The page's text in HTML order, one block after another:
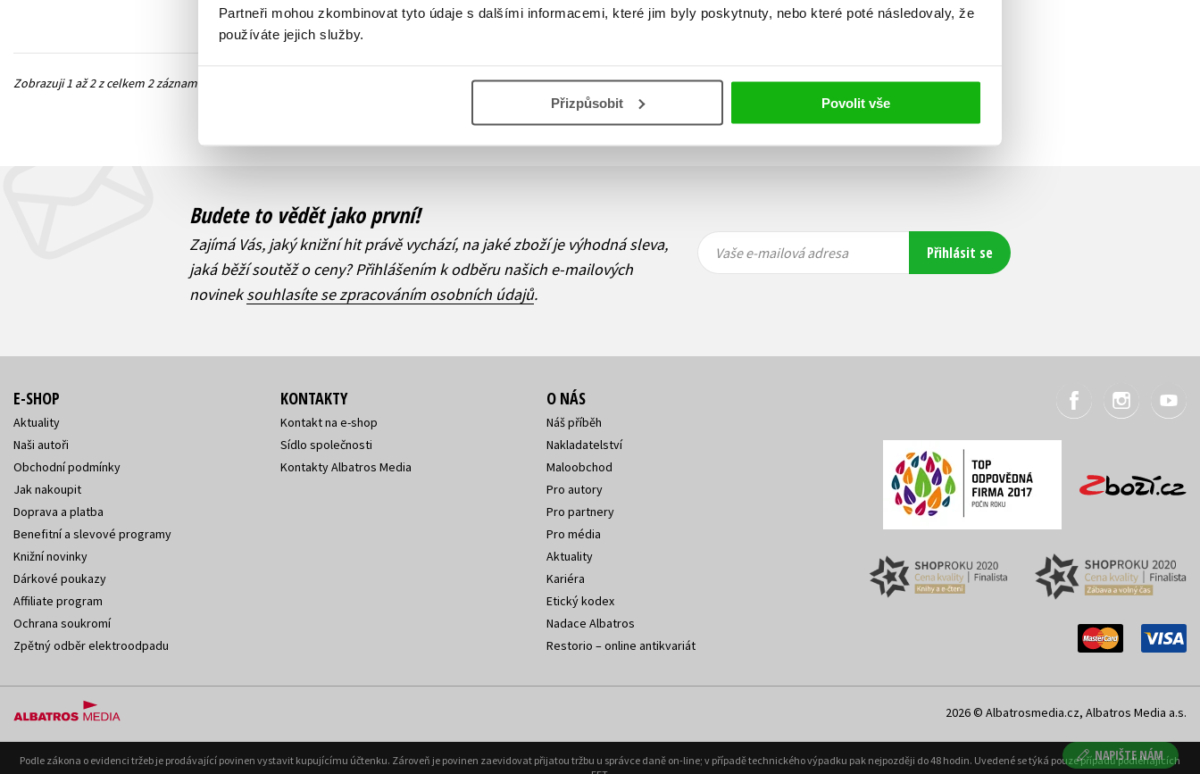
Partneři mohou zkombinovat tyto údaje s dalšími informacemi, které jim byly poskytnuty, nebo které poté následovaly, že
používáte jejich služby.
Přizpůsobit Povolit vše
Zobraz záznamů
Zobrazuji 1 až 2 z celkem 2 záznamů
NAPIŠTE NÁM
Budete to vědět jako první!
Zajímá Vás, jaký knižní hit právě vychází, na jaké zboží je výhodná sleva,
jaká běží soutěž o ceny? Přihlášením k odběru našich e-mailových
novineksouhlasíte se zpracováním osobních údajů.
Vaše e-
mailová
Vaše e-
mailová
Vaše e-mailová adresa Přihlásit se
E-SHOP
Aktuality
Naši autoři
Obchodní podmínky
Jak nakoupit
Doprava a platba
Benefitní a slevové programy
Knižní novinky
Dárkové poukazy
Affiliate program
Ochrana soukromí
Zpětný odběr elektroodpadu
KONTAKTY
Kontakt na e-shop
Sídlo společnosti
Kontakty Albatros Media
O NÁS
Náš příběh
Nakladatelství
Maloobchod
Pro autory
Pro partnery
Pro média
Aktuality
Kariéra
Etický kodex
Nadace Albatros
Restorio – online antikvariát
2026 © Albatrosmedia.cz, Albatros Media a.s.
Podle zákona o evidenci tržeb je prodávající povinen vystavit kupujícímu účtenku. Zároveň je povinen zaevidovat přijatou tržbu u správce daně on-line; v případě technického výpadku pak nejpozději do 48 hodin. Uvedené se týká pouze případů podléhajících